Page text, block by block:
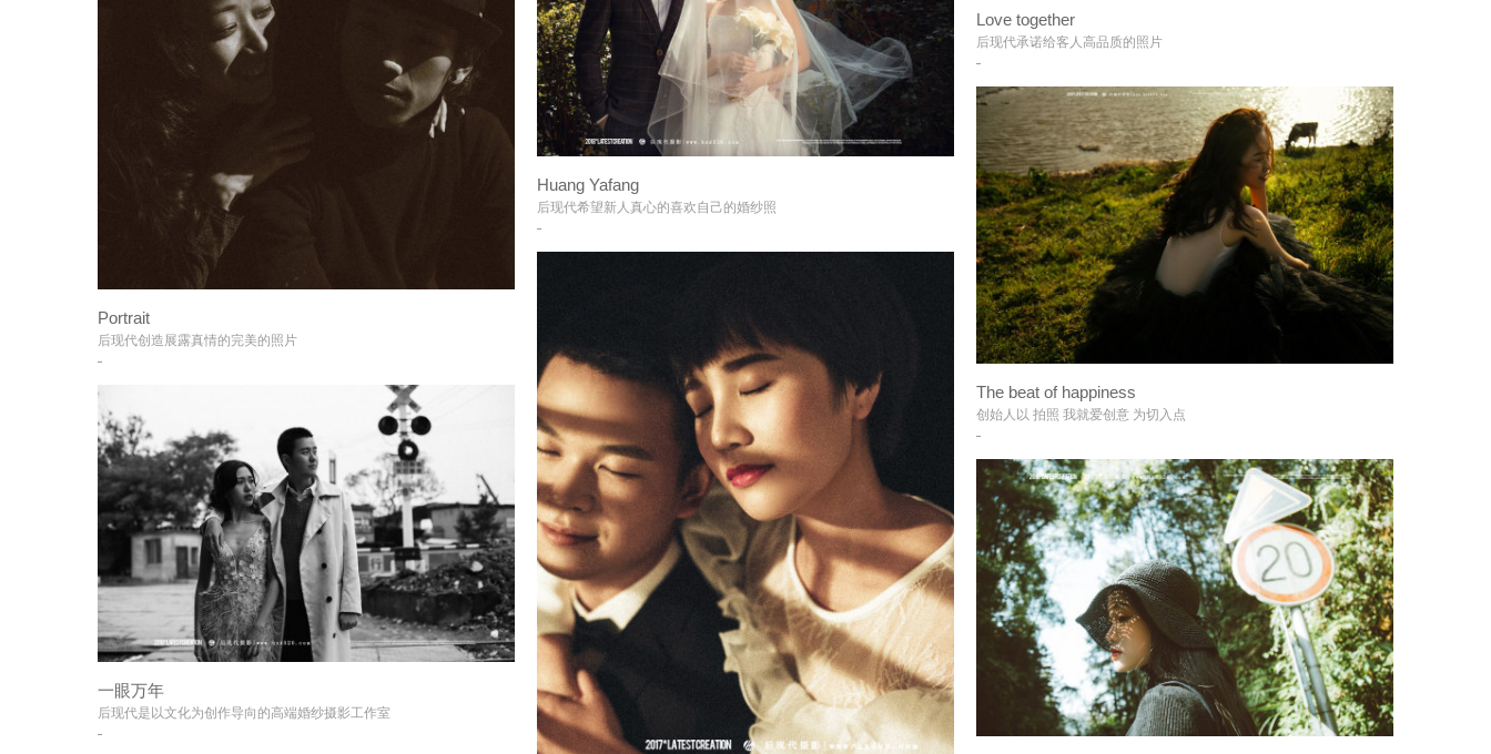
Love together
后现代承诺给客人高品质的照片
Portrait
后现代创造展露真情的完美的照片
Huang Yafang
后现代希望新人真心的喜欢自己的婚纱照
+
The beat of happiness
创始人以 拍照 我就爱创意 为切入点
+
+
一眼万年
后现代是以文化为创作导向的高端婚纱摄影工作室
+
+